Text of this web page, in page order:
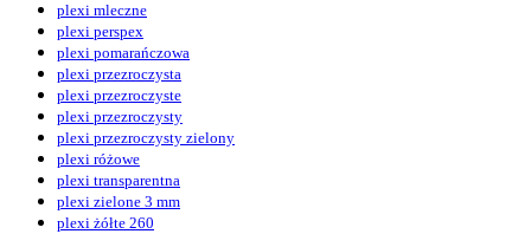
plexi mleczne
plexi perspex
plexi pomarańczowa
plexi przezroczysta
plexi przezroczyste
plexi przezroczysty
plexi przezroczysty zielony
plexi różowe
plexi transparentna
plexi zielone 3 mm
plexi żółte 260